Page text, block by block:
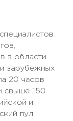
в области
зарубежных
20 часов
свыше 150
и
пул